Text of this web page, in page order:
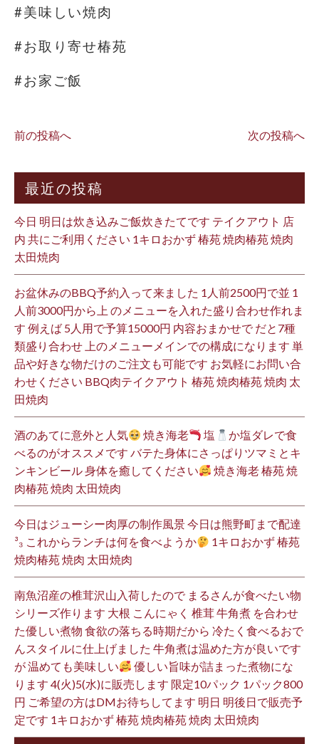
#美味しい焼肉
#お取り寄せ椿苑
#お家ご飯
前の投稿へ 次の投稿へ
最近の投稿
今日 明日は炊き込みご飯炊きたてです テイクアウト 店
内 共にご利用ください 1キロおかず 椿苑 焼肉椿苑 焼肉
太田焼肉
お盆休みのBBQ予約入って来ました 1人前2500円で並 1
人前3000円から上 のメニューを入れた盛り合わせ作れま
す 例えば 5人用で予算15000円 内容おまかせで だと7種
類盛り合わせ 上のメニューメインでの構成になります 単
品や好きな物だけのご注文も可能です お気軽にお問い合
わせください BBQ肉テイクアウト 椿苑 焼肉椿苑 焼肉 太
田焼肉
酒のあてに意外と人気 焼き海老 塩
か塩ダレで食
べるのがオススメです バテた身体にさっぱりツマミとキ
ンキンビール 身体を癒してください
焼き海老 椿苑 焼
肉椿苑 焼肉 太田焼肉
今日はジューシー肉厚の制作風景 今日は熊野町まで配達
³₃ これからランチは何を食べようか
1キロおかず 椿苑
焼肉椿苑 焼肉 太田焼肉
南魚沼産の椎茸沢山入荷したので まるさんが食べたい物
シリーズ作ります 大根 こんにゃく 椎茸 牛角煮 を合わせ
た優しい煮物 食欲の落ちる時期だから 冷たく食べるおで
んスタイルに仕上げました 牛角煮は温めた方が良いです
が 温めても美味しい
優しい旨味が詰まった煮物にな
ります 4(火)5(水)に販売します 限定10パック 1パック800
円 ご希望の方はDMお待ちしてます 明日 明後日で販売予
定です 1キロおかず 椿苑 焼肉椿苑 焼肉 太田焼肉